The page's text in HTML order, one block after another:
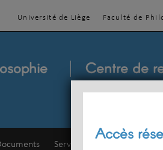
Université de Liège Faculté de
Centre de
Service d'esthétique
Accès